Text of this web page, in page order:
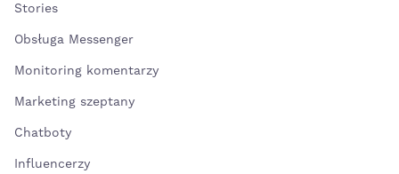
Stories
Obsługa Messenger
Monitoring komentarzy
Marketing szeptany
Chatboty
Influencerzy